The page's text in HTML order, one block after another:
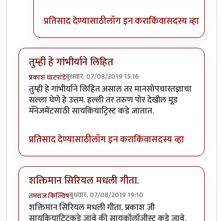
प्रतिसाद देण्यासाठीलॉग इन कराकिंवासदस्य व्हा
तुम्ही हे गांभीर्याने लिहित
प्रकाश घाटपांडेबुधवार, 07/08/2019 15:16
तुम्ही हे गांभीर्याने लिहित असाल तर मानसोपचारतज्ञाचा
सल्ला घेणे हे उत्तम. हल्ली तर तरुण पोर देखील मूड
मॅनेजमेंटसाठी सायकियाट्रिस्ट कडे जातात.
प्रतिसाद देण्यासाठीलॉग इन कराकिंवासदस्य व्हा
शक्तिमान सिरियल मधली गीता.
तमराज किल्विषबुधवार, 07/08/2019 19:10
शक्तिमान सिरियल मधली गीता. प्रकाश जी